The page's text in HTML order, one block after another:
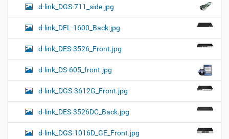
d-link_DGS-711_side.jpg
d-link_DFL-1600_Back.jpg
d-link_DES-3526_Front.jpg
d-link_DS-605_front.jpg
d-link_DGS-3612G_Front.jpg
d-link_DES-3526DC_Back.jpg
d-link_DGS-1016D_GE_Front.jpg